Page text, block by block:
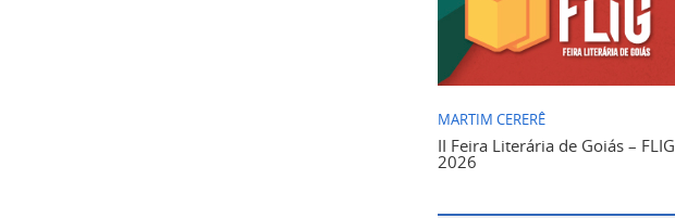
MARTIM CERERÊ
II Feira Literária de Goiás – FLIG
2026